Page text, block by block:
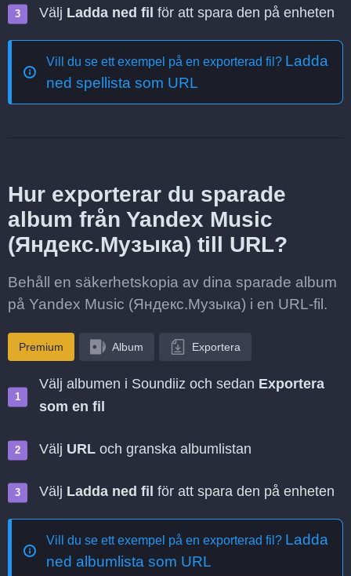
Välj Ladda ned fil för att spara den på enheten
Vill du se ett exempel på en exporterad fil? Ladda
ned spellista som URL
Hur exporterar du sparade
album från Yandex Music
(Яндекс.Музыка) till URL?
Behåll en säkerhetskopia av dina sparade album
på Yandex Music (Яндекс.Музыка) i en URL-fil.
Premium Album Exportera
Välj albumen i Soundiiz och sedan Exportera
som en fil
Välj URL och granska albumlistan
Välj Ladda ned fil för att spara den på enheten
Vill du se ett exempel på en exporterad fil? Ladda
ned albumlista som URL